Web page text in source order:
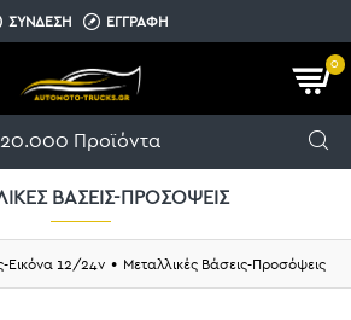
ΣΥΝΔΕΣΗ ΕΓΓΡΑΦΗ
0
Εικόνα 12/24v Μεταλλικές Βάσεις-Προσόψεις
ΒΆΣΕΙΣ-ΠΡΟΣΌΨΕΙΣ